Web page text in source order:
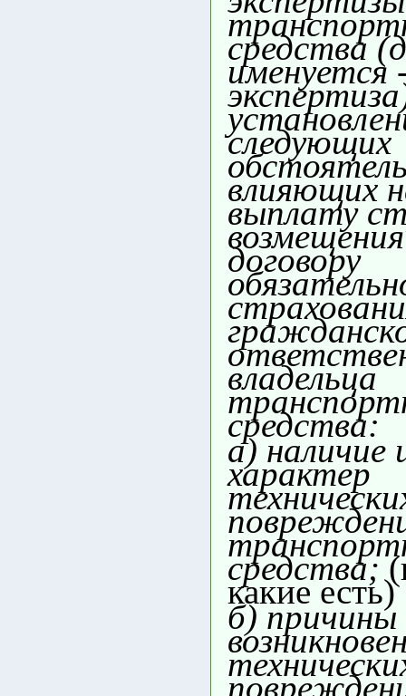
средства
именуется
следующих
влияющих
выплату
договору
владельца
средства:
а) наличие
характер
средства;
какие есть)
б) причины